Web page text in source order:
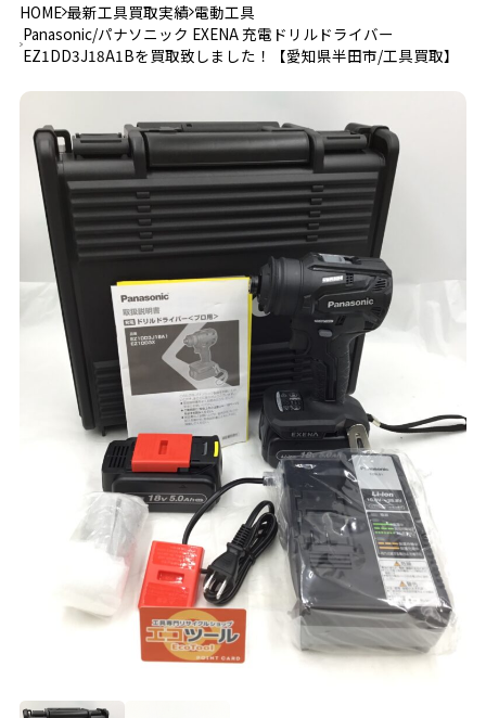
HOME 最新工具買取実績 電動工具
Panasonic/パナソニック EXENA 充電ドリルドライバー
EZ1DD3J18A1Bを買取致しました！【愛知県半田市/工具買取】